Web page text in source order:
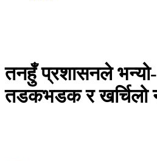
तनहुँ प्रशासनले
तडकभडक र खर्चिलो